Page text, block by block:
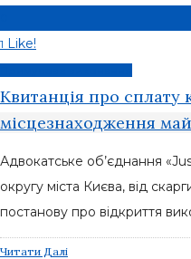
1 Like!
Квитанція про
місцезнаходження
Адвокатське об’єднання
округу міста Києва, від
постанову про відкриття
Читати Далі